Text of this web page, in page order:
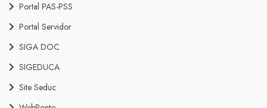
Portal PAS-PSS
Portal Servidor
SIGA DOC
SIGEDUCA
Site Seduc